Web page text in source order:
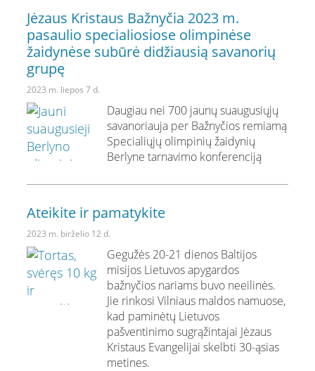
Jėzaus Kristaus Bažnyčia 2023 m.
pasaulio specialiosiose olimpinėse
žaidynėse subūrė didžiausią savanorių
grupę
2023 m. liepos 7 d.
Daugiau nei 700 jaunų suaugusiųjų
savanoriauja per Bažnyčios remiamą
Specialiųjų olimpinių žaidynių
Berlyne tarnavimo konferenciją
Ateikite ir pamatykite
2023 m. birželio 12 d.
Gegužės 20-21 dienos Baltijos
misijos Lietuvos apygardos
bažnyčios nariams buvo neeilinės.
Jie rinkosi Vilniaus maldos namuose,
kad paminėtų Lietuvos
pašventinimo sugrąžintajai Jėzaus
Kristaus Evangelijai skelbti 30-ąsias
metines.